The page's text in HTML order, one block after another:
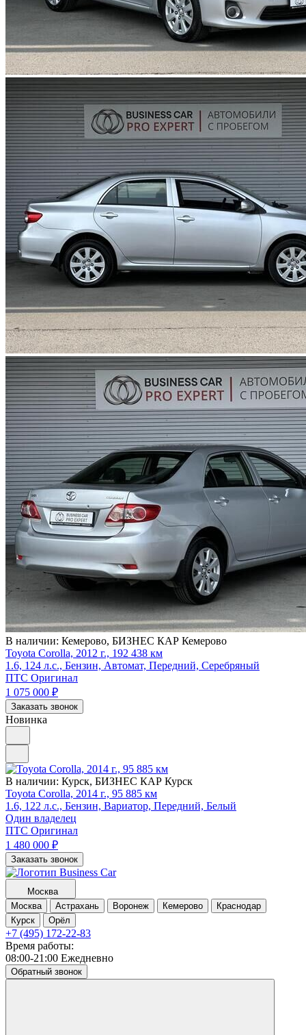
В наличии: Кемерово, БИЗНЕС КАР Кемерово
Toyota Corolla, 2012 г., 192 438 км
1.6, 124 л.с., Бензин, Автомат, Передний, Серебряный
ПТС Оригинал
1 075 000 ₽
Заказать звонок
Новинка
В наличии: Курск, БИЗНЕС КАР Курск
Toyota Corolla, 2014 г., 95 885 км
1.6, 122 л.с., Бензин, Вариатор, Передний, Белый
Один владелец
ПТС Оригинал
1 480 000 ₽
Заказать звонок
Москва
Москва
Астрахань Воронеж Кемерово
Краснодар
Курск
Орёл
+7 (495) 172-22-83
Время работы:
08:00-21:00 Ежедневно
Обратный звонок